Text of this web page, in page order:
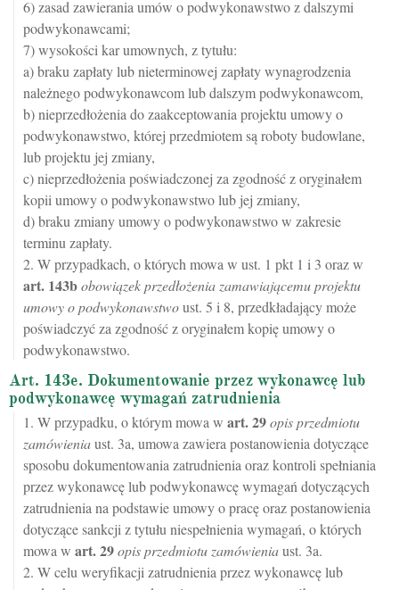
6) zasad zawierania umów o podwykonawstwo z dalszymi
podwykonawcami;
7) wysokości kar umownych, z tytułu:
a) braku zapłaty lub nieterminowej zapłaty wynagrodzenia
należnego podwykonawcom lub dalszym podwykonawcom,
b) nieprzedłożenia do zaakceptowania projektu umowy o
podwykonawstwo, której przedmiotem są roboty budowlane,
lub projektu jej zmiany,
c) nieprzedłożenia poświadczonej za zgodność z oryginałem
kopii umowy o podwykonawstwo lub jej zmiany,
d) braku zmiany umowy o podwykonawstwo w zakresie
terminu zapłaty.
2. W przypadkach, o których mowa w ust. 1 pkt 1 i 3 oraz w
art. 143bobowiązek przedłożenia zamawiającemu projektu
umowy o podwykonawstwoust. 5 i 8, przedkładający może
poświadczyć za zgodność z oryginałem kopię umowy o
podwykonawstwo.
Art. 143e. Dokumentowanie przez wykonawcę lub
podwykonawcę wymagań zatrudnienia
1. W przypadku, o którym mowa w art.29opis przedmiotu
zamówieniaust. 3a, umowa zawiera postanowienia dotyczące
sposobu dokumentowania zatrudnienia oraz kontroli spełniania
przez wykonawcę lub podwykonawcę wymagań dotyczących
zatrudnienia na podstawie umowy o pracę oraz postanowienia
dotyczące sankcji z tytułu niespełnienia wymagań, o których
mowa w art.29opis przedmiotu zamówieniaust. 3a.
2. W celu weryfikacji zatrudnienia przez wykonawcę lub